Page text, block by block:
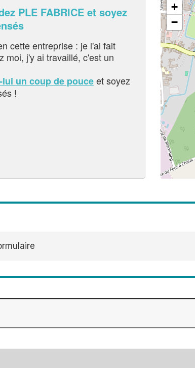
PLE FABRICE et soyez
cette entreprise : je l'ai fait
moi, j'y ai travaillé, c'est un
lui un coup de pouceet soyez
!
+
−